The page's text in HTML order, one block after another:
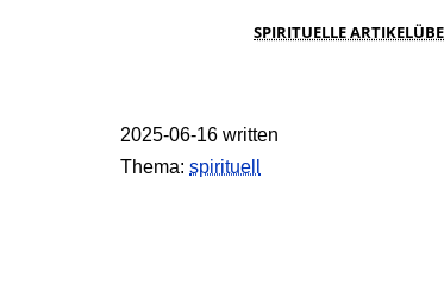
SPIRITUELLE
2025-06-16 written
Thema: spirituell